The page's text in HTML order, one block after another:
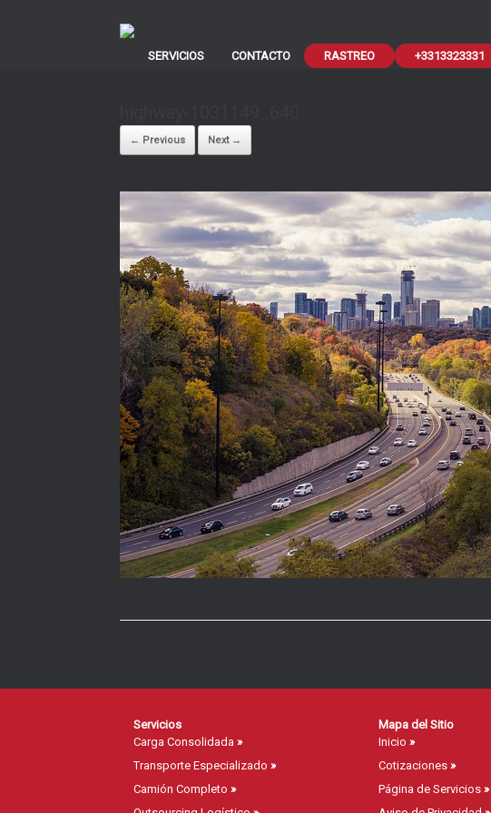
SERVICIOS CONTACTO RASTREO +3313323331
← Previous Next →
Servicios
Carga Consolidada »
Transporte Especializado »
Camión Completo »
Mapa del Sitio
Inicio »
Cotizaciones »
Página de Servicios »